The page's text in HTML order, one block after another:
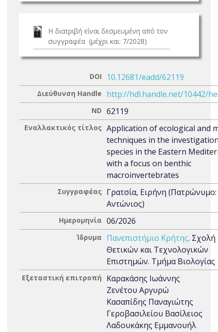
Η διατριβή είναι δεσμευμένη από τον
συγγραφέα (μέχρι και: 7/2028)
DOI 10.12681/eadd/62119
Διεύθυνση Handle http://hdl.handle.net/10442/
ND 62119
Εναλλακτικός τίτλος Application of ecological and
techniques in the
species in the Eastern
with a focus on benthic
macroinvertebrates
Συγγραφέας Γρατσία, Ειρήνη (Πατρώνυμο:
Αντώνιος)
Ημερομηνία 06/2026
Ίδρυμα Πανεπιστήμιο Κρήτης. Σχολή
Θετικών και Τεχνολογικών
Επιστημών. Τμήμα Βιολογίας
Εξεταστική επιτροπή
Καρακάσης Ιωάννης
Ζενέτου Αργυρώ
Κασαπίδης Παναγιώτης
Γεροβασιλείου Βασίλειος
Λαδουκάκης Εμμανουήλ